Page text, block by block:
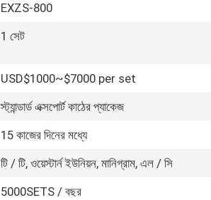
EXZS-800
1 সেট
USD$1000~$7000 per set
স্ট্যান্ডার্ড এক্সপোর্ট কাঠের প্যাকেজ
15 কাজের দিনের মধ্যে
টি / টি, ওয়েস্টার্ন ইউনিয়ন, মানিগ্রাম, এল / সি
5000SETS / বছর